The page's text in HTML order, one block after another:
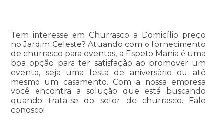
Tem interesse em Churrasco a Domicílio preço
no Jardim Celeste? Atuando com o fornecimento
de churrasco para eventos, a Espeto Mania é uma
boa opção para ter satisfação ao promover um
evento, seja uma festa de aniversário ou até
mesmo um casamento. Com a nossa empresa
você encontra a solução que está buscando
quando trata-se do setor de churrasco. Fale
conosco!